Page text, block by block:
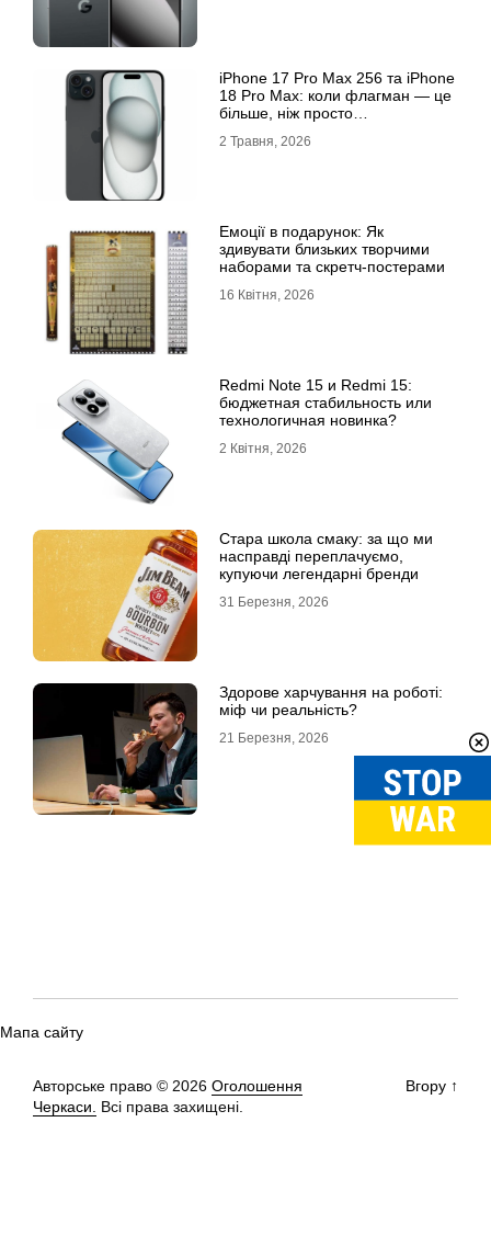
iРhone 17 Рro Мax 256 та iРhone
18 Рro Мax: коли флагман — це
більше, ніж просто
2 Травня, 2026
Емоції в подарунок: Як
здивувати близьких творчими
наборами та скретч-постерами
16 Квітня, 2026
Redmi Note 15 и Redmi 15:
бюджетная стабильность или
технологичная новинка?
2 Квітня, 2026
Стара школа смаку: за що ми
насправді переплачуємо,
купуючи легендарні бренди
31 Березня, 2026
Здорове харчування на роботі:
міф чи реальність?
21 Березня, 2026
Мапа сайту
Авторське право © 2026 Оголошення
Черкаси.
Всі права захищені.
Вгору ↑